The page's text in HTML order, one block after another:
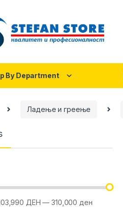
By Department
Ладење и греење
ДЕН —310,000 ден